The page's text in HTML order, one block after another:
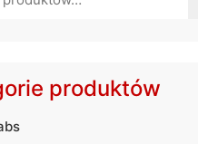
produktów